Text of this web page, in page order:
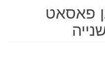
פאסאט